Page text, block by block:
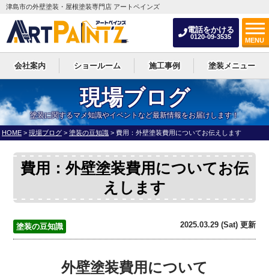
電話をかける
0120-09-3535
MENU
津島市の外壁塗装・屋根塗装専門店 アートペインズ
会社案内 ショールーム 施工事例 塗装メニュー
現場ブログ
塗装に関するマメ知識やイベントなど最新情報をお届けします！
HOME > 現場ブログ > 塗装の豆知識 > 費用：外壁塗装費用についてお伝えします
費用：外壁塗装費用についてお伝
えします
塗装の豆知識 2025.03.29 (Sat) 更新
外壁塗装費用について